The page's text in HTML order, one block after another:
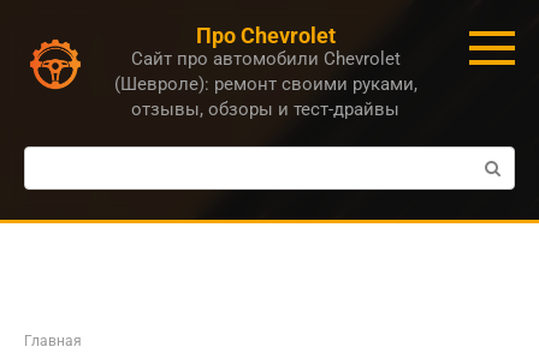
контенту
Про Chevrolet
Сайт про автомобили Chevrolet
(Шевроле): ремонт своими руками,
отзывы, обзоры и тест-драйвы
Поиск:
Главная